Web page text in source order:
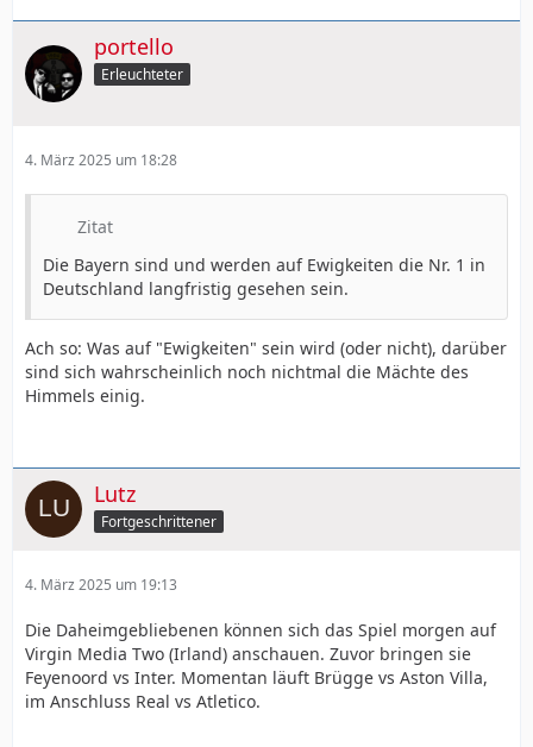
portello
Erleuchteter
4. März 2025 um 18:28
Zitat
Die Bayern sind und werden auf Ewigkeiten die Nr. 1 in
Deutschland langfristig gesehen sein.
Ach so: Was auf "Ewigkeiten" sein wird (oder nicht), darüber
sind sich wahrscheinlich noch nichtmal die Mächte des
Himmels einig.
Lutz
Fortgeschrittener
4. März 2025 um 19:13
Die Daheimgebliebenen können sich das Spiel morgen auf
Virgin Media Two (Irland) anschauen. Zuvor bringen sie
Feyenoord vs Inter. Momentan läuft Brügge vs Aston Villa,
im Anschluss Real vs Atletico.